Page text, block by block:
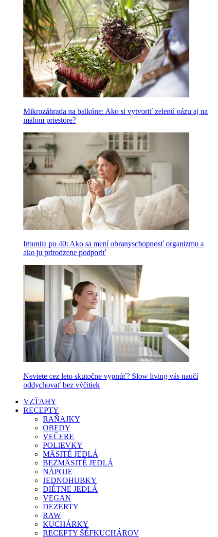
Mikrozáhrada na balkóne: Ako si vytvoriť zelenú oázu aj na
malom priestore?
Imunita po 40: Ako sa mení obranyschopnosť organizmu a
ako ju prirodzene podporiť
Neviete cez leto skutočne vypnúť? Slow living vás naučí
oddychovať bez výčitiek
VZŤAHY
RECEPTY
RAŇAJKY
OBEDY
VEČERE
POLIEVKY
MÄSITÉ JEDLÁ
BEZMÄSITÉ JEDLÁ
NÁPOJE
JEDNOHUBKY
DIÉTNE JEDLÁ
VEGAN
DEZERTY
RAW
KUCHÁRKY
RECEPTY ŠÉFKUCHÁROV